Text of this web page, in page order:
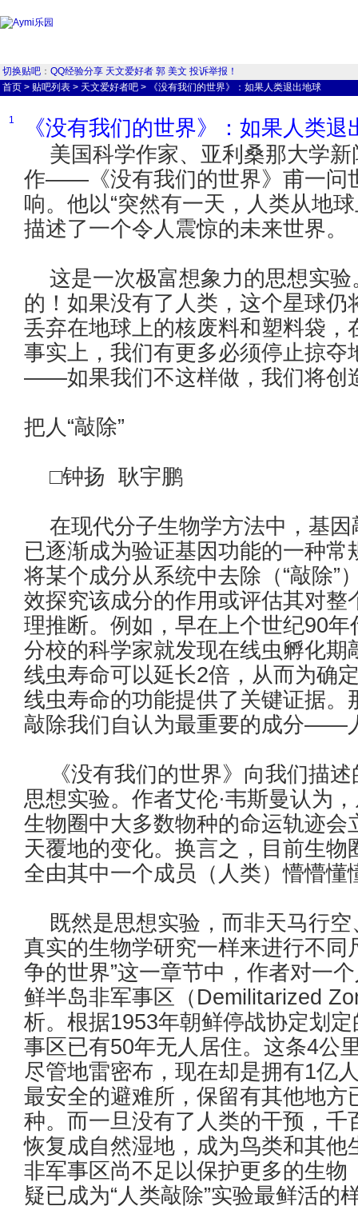
切换贴吧 ： QQ经验分享 天文爱好者 郭 美文 投诉举报！
首页 > 贴吧列表 > 天文爱好者吧 > 《没有我们的世界》：如果人类退出地球
1
《没有我们的世界》：如果人类退
美国科学作家、亚利桑那大学新
作——《没有我们的世界》甫一问
响。他以“突然有一天，人类从地
描述了一个令人震惊的未来世界。
这是一次极富想象力的思想实验
的！如果没有了人类，这个星球
丢弃在地球上的核废料和塑料袋
事实上，我们有更多必须停止掠
——如果我们不这样做，我们将创
把人“敲除”
□钟扬 耿宇鹏
在现代分子生物学方法中，基因
已逐渐成为验证基因功能的一种
将某个成分从系统中去除（“敲除”
效探究该成分的作用或评估其对
理推断。例如，早在上个世纪90
分校的科学家就发现在线虫孵化
线虫寿命可以延长2倍，从而为确
线虫寿命的功能提供了关键证据
敲除我们自认为最重要的成分——
《没有我们的世界》向我们描述
思想实验。作者艾伦·韦斯曼认为
生物圈中大多数物种的命运轨迹
天覆地的变化。换言之，目前生
全由其中一个成员（人类）懵懵懂
既然是思想实验，而非天马行空
真实的生物学研究一样来进行不同
争的世界”这一章节中，作者对一
鲜半岛非军事区（Demilitarized
析。根据1953年朝鲜停战协定划
事区已有50年无人居住。这条4公
尽管地雷密布，现在却是拥有1亿
最安全的避难所，保留有其他地
种。而一旦没有了人类的干预，
恢复成自然湿地，成为鸟类和其
非军事区尚不足以保护更多的生
疑已成为“人类敲除”实验最鲜活的